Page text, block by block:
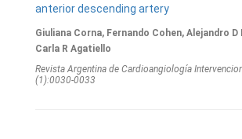
anterior descending artery
Giuliana Corna, Fernando Cohen, Alejandro D
Carla R Agatiello
Revista Argentina de Cardioangiologí­a
(1):0030-0033